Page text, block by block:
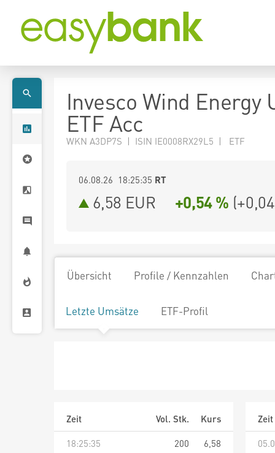
Invesco Wind Energy
ETF Acc
WKN A3DP7S | ISIN IE0008RX29L5 | ETF
06.08.26 18:25:35 RT
6,58 EUR +0,54 % (+0,04
Übersicht Profile / Kennzahlen
Letzte Umsätze ETF-Profil
Zeit Vol. Stk.
Kurs
18:25:35
200
6,58
Zeit